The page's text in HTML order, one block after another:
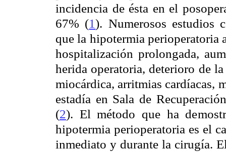
incidencia de ésta en el
67% (1). Numerosos estudios
que la hipotermia perioperatoria
hospitalización prolongada,
herida operatoria, deterioro de
miocárdica, arritmias cardíacas,
estadía en Sala de
(2). El método que ha
hipotermia perioperatoria es el
inmediato y durante la cirugía.